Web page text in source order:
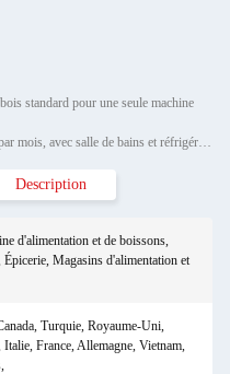
standard pour une seule machine
Capacité d'approvisionnement: 500 ensembles par mois, avec salle de bains et réfrigérateur
Description
d'alimentation et de boissons,
Épicerie, Magasins d'alimentation et
Turquie, Royaume-Uni,
France, Allemagne, Vietnam,